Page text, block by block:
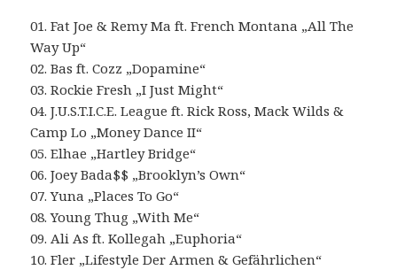
01. Fat Joe & Remy Ma ft. French Montana „All The
Way Up“
02. Bas ft. Cozz „Dopamine“
03. Rockie Fresh „I Just Might“
04. J.U.S.T.I.C.E. League ft. Rick Ross, Mack Wilds &
Camp Lo „Money Dance II“
05. Elhae „Hartley Bridge“
06. Joey Bada$$ „Brooklyn’s Own“
07. Yuna „Places To Go“
08. Young Thug „With Me“
09. Ali As ft. Kollegah „Euphoria“
10. Fler „Lifestyle Der Armen & Gefährlichen“